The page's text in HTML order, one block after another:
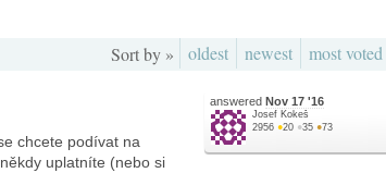
Sort by » oldest newest most voted
answered Nov 17 '16
Josef Kokeš
2956 ●20 ●35 ●73
chcete podívat na
uplatníte (nebo si